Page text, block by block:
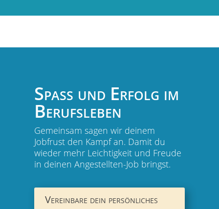
Spaß und Erfolg im
Berufsleben
Gemeinsam sagen wir deinem
Jobfrust den Kampf an. Damit du
wieder mehr Leichtigkeit und Freude
in deinen Angestellten-Job bringst.
Vereinbare dein persönliches